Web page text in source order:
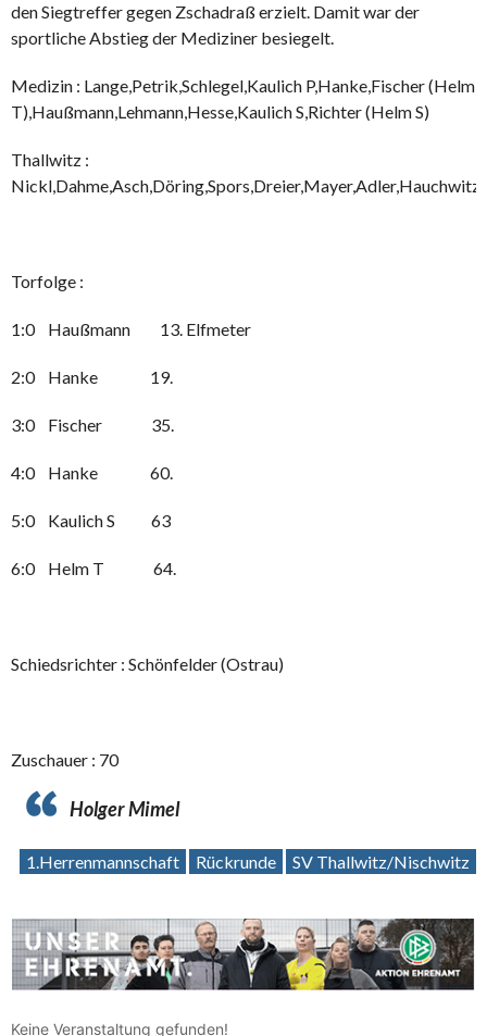
den Siegtreffer gegen Zschadraß erzielt. Damit war der
sportliche Abstieg der Mediziner besiegelt.
Medizin : Lange,Petrik,Schlegel,Kaulich P,Hanke,Fischer (Helm
T),Haußmann,Lehmann,Hesse,Kaulich S,Richter (Helm S)
Thallwitz :
Torfolge :
1:0 Haußmann 13. Elfmeter
2:0 Hanke 19.
3:0 Fischer 35.
4:0 Hanke 60.
5:0 Kaulich S 63
6:0 Helm T 64.
Schiedsrichter : Schönfelder (Ostrau)
Zuschauer : 70
Holger Mimel
1.Herrenmannschaft Rückrunde SV Thallwitz/Nischwitz
Keine Veranstaltung gefunden!